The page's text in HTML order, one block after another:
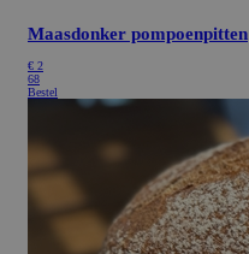
Maasdonker pompoenpitten
€ 2
68
Bestel